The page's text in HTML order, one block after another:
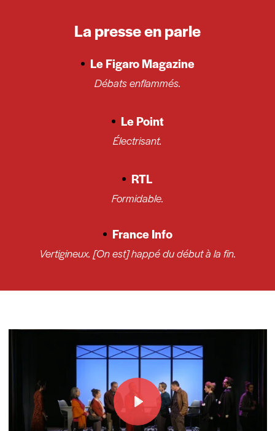
La presse en parle
Le Figaro Magazine
Débats enflammés.
Le Point
Électrisant.
RTL
Formidable.
France Info
Vertigineux. [On est] happé du début à la fin.
Play